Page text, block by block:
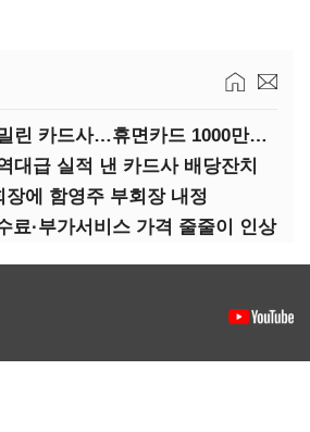
(영상)빅테크에 밀린 카드사…휴면카드 1000만장 육박
대급 실적 낸 카드사 배당잔치
장에 함영주 부회장 내정
료·부가서비스 가격 줄줄이 인상